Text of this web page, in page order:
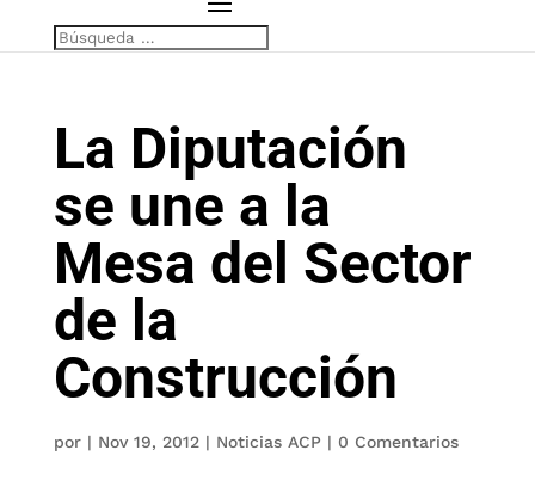
La Diputación
se une a la
Mesa del Sector
de la
Construcción
por | Nov 19, 2012| Noticias ACP | 0 Comentarios